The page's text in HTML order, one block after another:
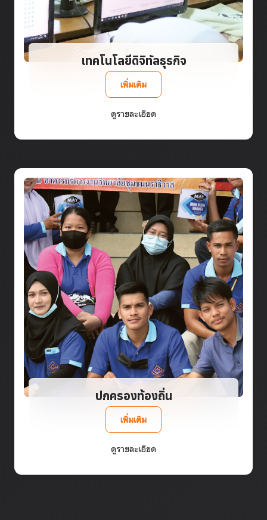
เทคโนโลยีดิจิทัลธุรกิจ
เพิ่มเติม
ดูรายละเอียด
ปกครองท้องถิ่น
เพิ่มเติม
ดูรายละเอียด